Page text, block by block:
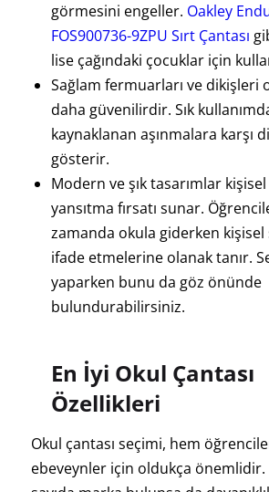
görmesini engeller. Oakley
FOS900736-9ZPU Sırt Çantası
lise çağındaki çocuklar için
Sağlam fermuarları ve dikişleri
daha güvenilirdir. Sık
kaynaklanan aşınmalara karşı
gösterir.
Modern ve şık tasarımlar kişisel
yansıtma fırsatı sunar.
zamanda okula giderken
ifade etmelerine olanak tanır.
yaparken bunu da göz önünde
bulundurabilirsiniz.
En İyi Okul Çantası
Özellikleri
Okul çantası seçimi, hem
ebeveynler için oldukça önemlidir.